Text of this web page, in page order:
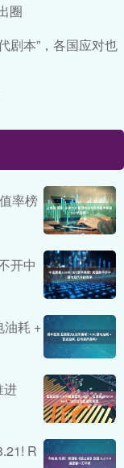
圈
剧本”，各国应对也
率榜
开中
油耗 +
进
R